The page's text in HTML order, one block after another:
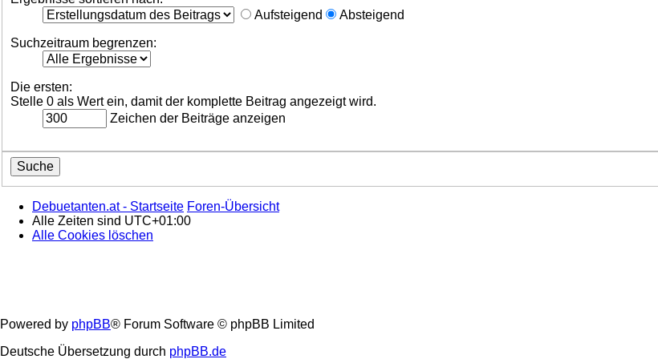
Aufsteigend
Absteigend
Suchzeitraum begrenzen:
Die ersten:
Stelle 0 als Wert ein, damit der komplette Beitrag angezeigt wird.
Zeichen der Beiträge anzeigen
Debuetanten.at - Startseite Foren-Übersicht
Alle Zeiten sind UTC+01:00
Alle Cookies löschen
Powered by phpBB® Forum Software © phpBB Limited
Deutsche Übersetzung durch phpBB.de